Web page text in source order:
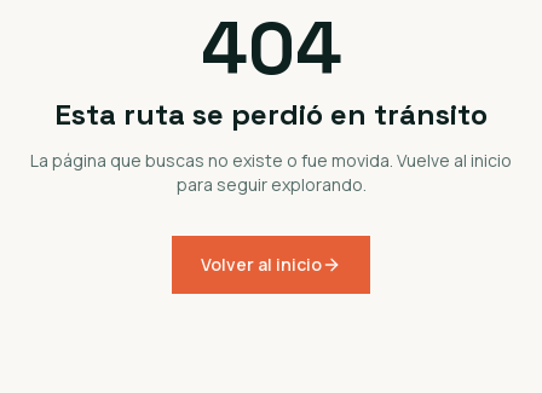
404
Esta ruta se perdió en tránsito
La página que buscas no existe o fue movida. Vuelve al inicio
para seguir explorando.
Volver al inicio